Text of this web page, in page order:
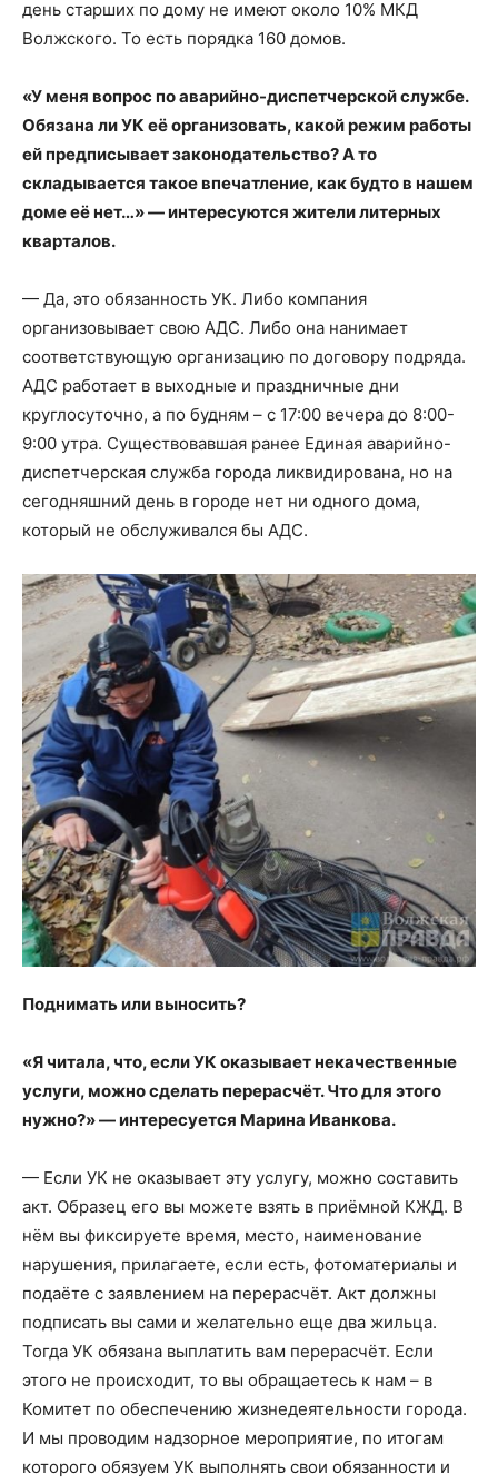
день старших по дому не имеют около 10% МКД
Волжского. То есть порядка 160 домов.
«У меня вопрос по аварийно-диспетчерской службе.
Обязана ли УК её организовать, какой режим работы
ей предписывает законодательство? А то
складывается такое впечатление, как будто в нашем
доме её нет…» — интересуются жители литерных
кварталов.
— Да, это обязанность УК. Либо компания
организовывает свою АДС. Либо она нанимает
соответствующую организацию по договору подряда.
АДС работает в выходные и праздничные дни
круглосуточно, а по будням – с 17:00 вечера до 8:00-
9:00 утра. Существовавшая ранее Единая аварийно-
диспетчерская служба города ликвидирована, но на
сегодняшний день в городе нет ни одного дома,
который не обслуживался бы АДС.
Поднимать или выносить?
«Я читала, что, если УК оказывает некачественные
услуги, можно сделать перерасчёт. Что для этого
нужно?» — интересуется Марина Иванкова.
— Если УК не оказывает эту услугу, можно составить
акт. Образец его вы можете взять в приёмной КЖД. В
нём вы фиксируете время, место, наименование
нарушения, прилагаете, если есть, фотоматериалы и
подаёте с заявлением на перерасчёт. Акт должны
подписать вы сами и желательно еще два жильца.
Тогда УК обязана выплатить вам перерасчёт. Если
этого не происходит, то вы обращаетесь к нам – в
Комитет по обеспечению жизнедеятельности города.
И мы проводим надзорное мероприятие, по итогам
которого обязуем УК выполнять свои обязанности и